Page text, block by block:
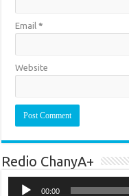
Email*
Website
Redio ChanyA+
Player
00:00